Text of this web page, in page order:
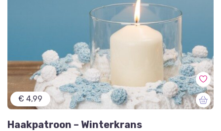
€ 4,99
Haakpatroon – Winterkrans